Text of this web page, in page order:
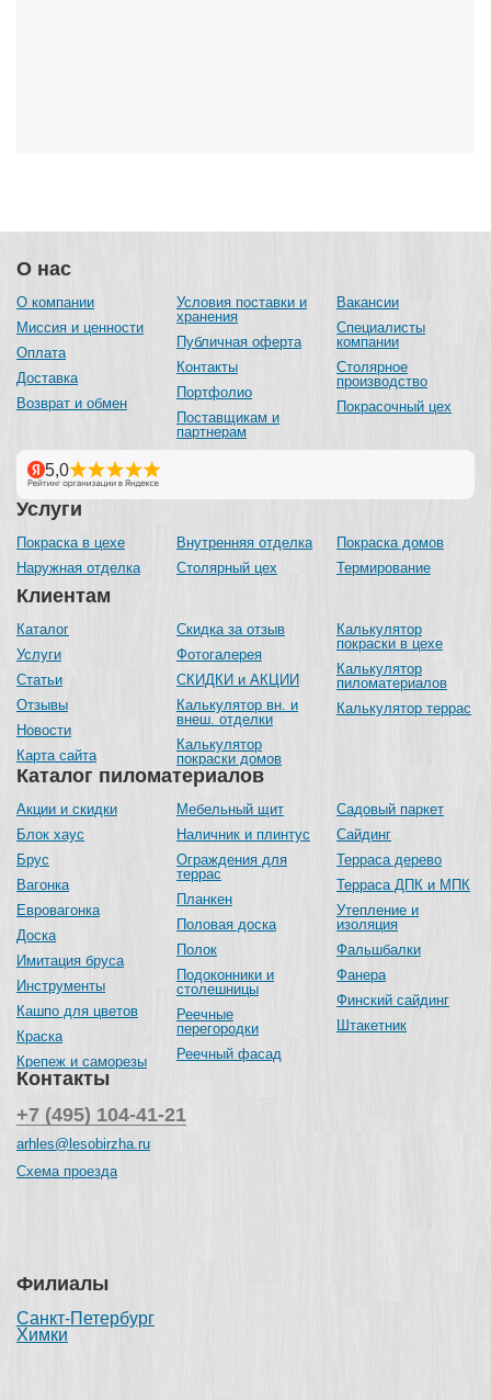
О нас
О компании
Миссия и ценности
Оплата
Доставка
Возврат и обмен
Условия поставки и
хранения
Публичная оферта
Контакты
Портфолио
Поставщикам и
партнерам
Вакансии
Специалисты
компании
Столярное
производство
Покрасочный цех
Каталог пиломатериалов
Акции и скидки
Блок хаус
Брус
Вагонка
Евровагонка
Доска
Имитация бруса
Инструменты
Кашпо для цветов
Краска
Крепеж и саморезы
Мебельный щит
Наличник и плинтус
Ограждения для
террас
Планкен
Половая доска
Полок
Подоконники и
столешницы
Реечные
перегородки
Реечный фасад
Садовый паркет
Сайдинг
Терраса дерево
Терраса ДПК и МПК
Утепление и
изоляция
Фальшбалки
Фанера
Финский сайдинг
Штакетник
Услуги
Покраска в цехе
Наружная отделка
Внутренняя отделка
Столярный цех
Покраска домов
Термирование
Клиентам
Каталог
Услуги
Статьи
Отзывы
Новости
Карта сайта
Скидка за отзыв
Фотогалерея
СКИДКИ и АКЦИИ
Калькулятор вн. и
внеш. отделки
Калькулятор
покраски домов
Калькулятор
покраски в цехе
Калькулятор
пиломатериалов
Калькулятор террас
Контакты
+7 (495) 104-41-21
arhles@lesobirzha.ru
Схема проезда
Филиалы
Санкт-Петербург
Химки